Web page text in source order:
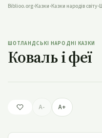
Biblioo.org•Казки•Казки народів світу•
ШОТЛАНДСЬКІ НАРОДНІ КАЗКИ
Коваль і феї
A- A+